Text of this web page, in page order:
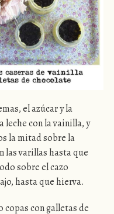
el azúcar y la
leche con la vainilla, y
la mitad sobre la
las varillas hasta que
sobre el cazo
hasta que hierva.
copas con galletas de